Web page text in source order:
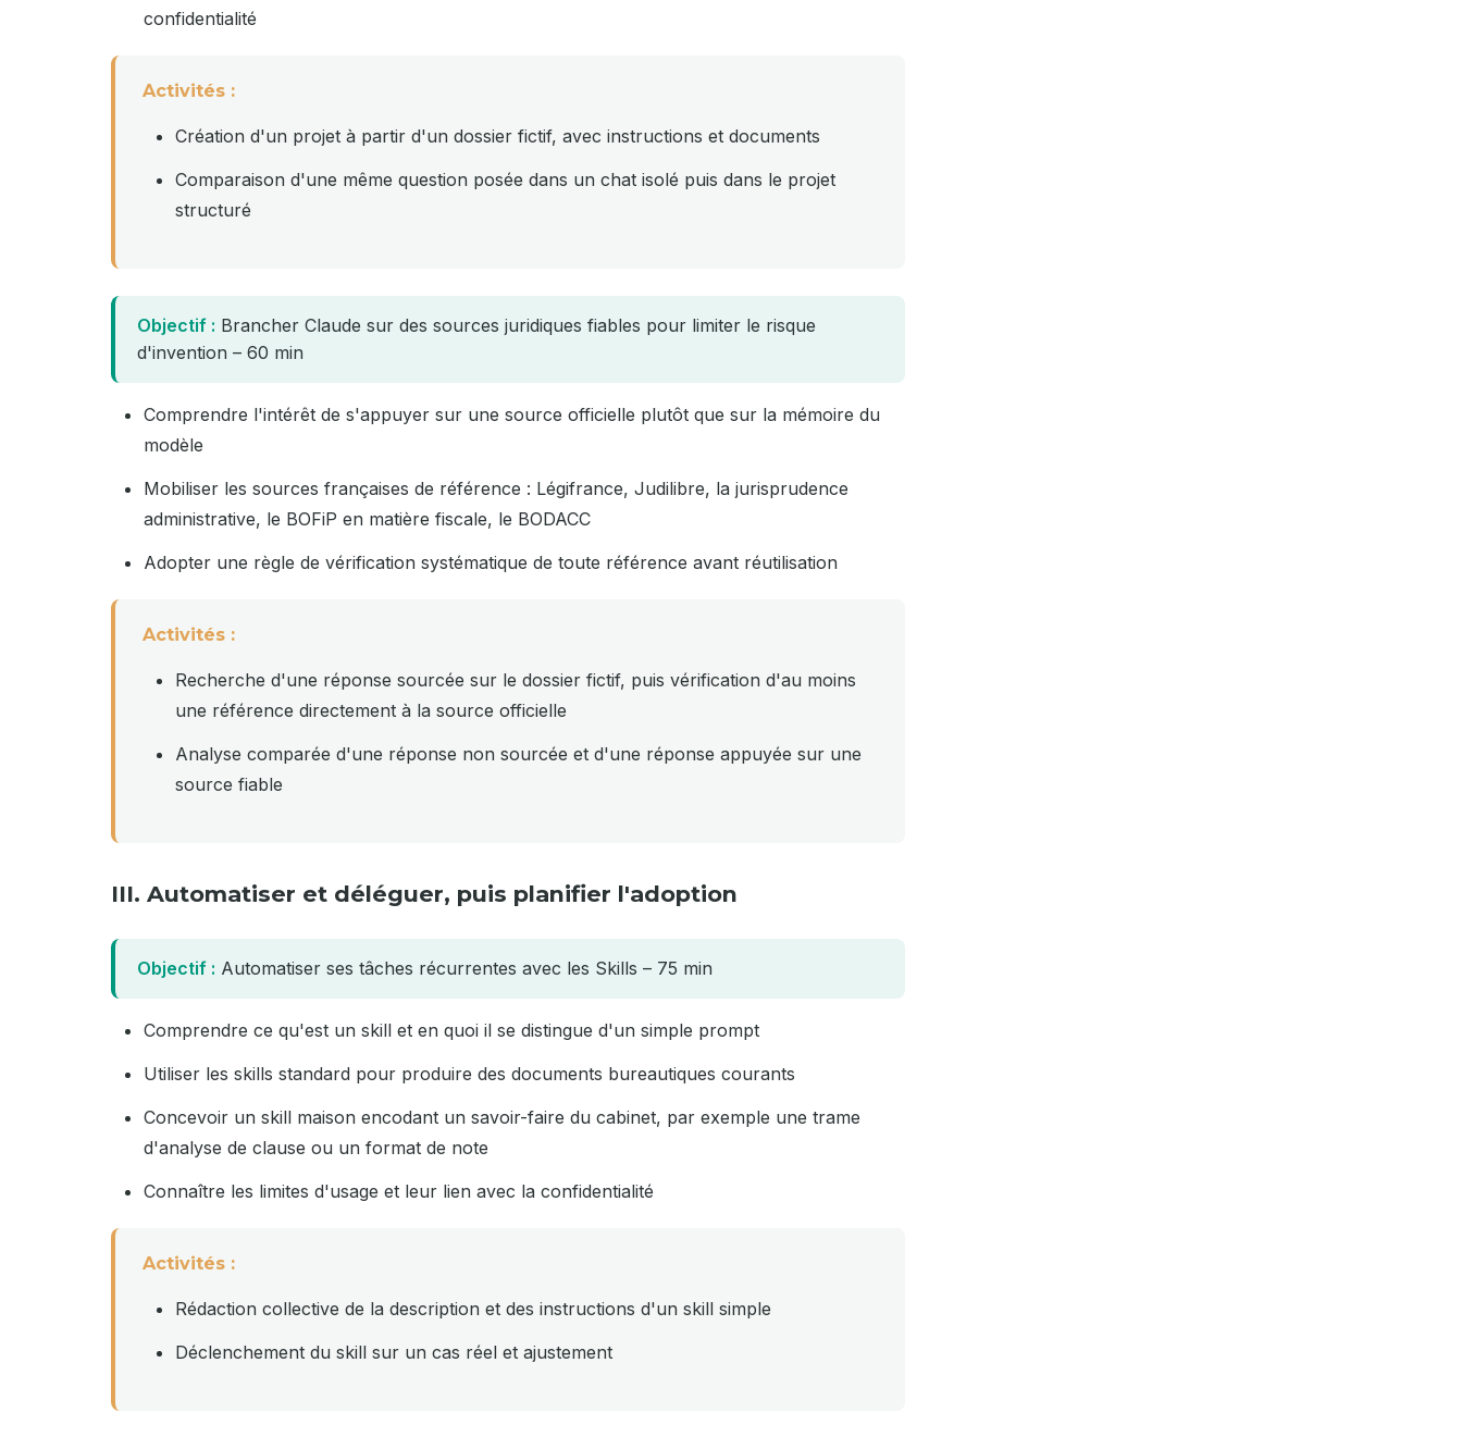
confidentialité
Activités :
Création d'un projet à partir d'un dossier fictif, avec instructions et documents
Comparaison d'une même question posée dans un chat isolé puis dans le projet
structuré
Objectif : Brancher Claude sur des sources juridiques fiables pour limiter le risque
d'invention – 60 min
Comprendre l'intérêt de s'appuyer sur une source officielle plutôt que sur la mémoire du
modèle
Mobiliser les sources françaises de référence : Légifrance, Judilibre, la jurisprudence
administrative, le BOFiP en matière fiscale, le BODACC
Adopter une règle de vérification systématique de toute référence avant réutilisation
Activités :
Recherche d'une réponse sourcée sur le dossier fictif, puis vérification d'au moins
une référence directement à la source officielle
Analyse comparée d'une réponse non sourcée et d'une réponse appuyée sur une
source fiable
III. Automatiser et déléguer, puis planifier l'adoption
Objectif : Automatiser ses tâches récurrentes avec les Skills – 75 min
Comprendre ce qu'est un skill et en quoi il se distingue d'un simple prompt
Utiliser les skills standard pour produire des documents bureautiques courants
Concevoir un skill maison encodant un savoir-faire du cabinet, par exemple une trame
d'analyse de clause ou un format de note
Connaître les limites d'usage et leur lien avec la confidentialité
Activités :
Rédaction collective de la description et des instructions d'un skill simple
Déclenchement du skill sur un cas réel et ajustement